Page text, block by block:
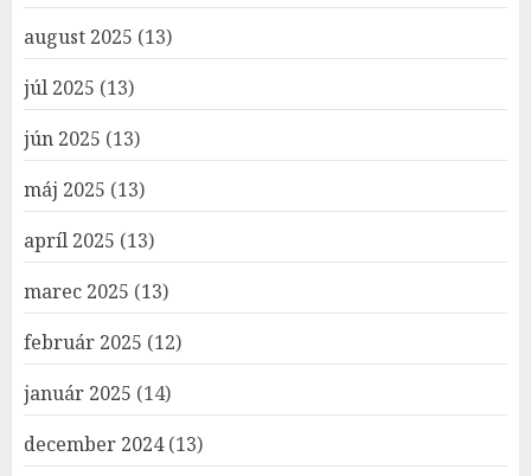
august 2025 (13)
júl 2025 (13)
jún 2025 (13)
máj 2025 (13)
apríl 2025 (13)
marec 2025 (13)
február 2025 (12)
január 2025 (14)
december 2024(13)